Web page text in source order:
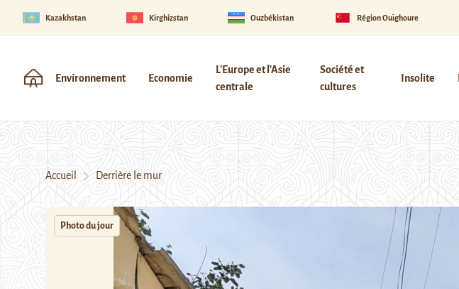
Kazakhstan Kirghizstan Ouzbékistan Région Ouïghoure
Environnement Economie
L'Europe et l'Asie
centrale
Société et
cultures
Insolite
Accueil Derrière le mur
Photo du jour